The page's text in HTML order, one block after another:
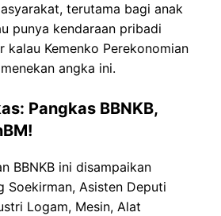
terutama bagi anak
punya kendaraan pribadi
kalau Kemenko Perekonomian
angka ini.
Pangkas BBNKB,
BBNKB ini disampaikan
Soekirman, Asisten Deputi
Logam, Mesin, Alat